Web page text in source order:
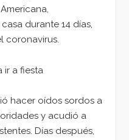
durante 14 días,
coronavirus.
ir a fiesta
hacer oídos sordos a
y acudió a
Días después,